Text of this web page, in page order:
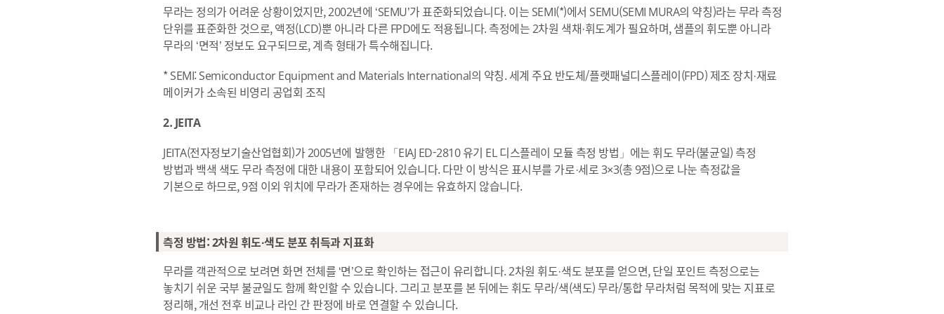
무라는 정의가 어려운 상황이었지만, 2002년에 ‘SEMU’가 표준화되었습니다. 이는 SEMI(*)에서 SEMU(SEMI MURA의 약칭)라는 무라 측정
단위를 표준화한 것으로, 액정(LCD)뿐 아니라 다른 FPD에도 적용됩니다. 측정에는 2차원 색채·휘도계가 필요하며, 샘플의 휘도뿐 아니라
무라의 ‘면적’ 정보도 요구되므로, 계측 형태가 특수해집니다.
* SEMI: Semiconductor Equipment and Materials International의 약칭. 세계 주요 반도체/플랫패널디스플레이(FPD) 제조 장치·재료
메이커가 소속된 비영리 공업회 조직
2. JEITA
JEITA(전자정보기술산업협회)가 2005년에 발행한 「EIAJ ED-2810 유기 EL 디스플레이 모듈 측정 방법」에는 휘도 무라(불균일) 측정
방법과 백색 색도 무라 측정에 대한 내용이 포함되어 있습니다. 다만 이 방식은 표시부를 가로·세로 3×3(총 9점)으로 나눈 측정값을
기본으로 하므로, 9점 이외 위치에 무라가 존재하는 경우에는 유효하지 않습니다.
측정 방법: 2차원 휘도·색도 분포 취득과 지표화
무라를 객관적으로 보려면 화면 전체를 ‘면’으로 확인하는 접근이 유리합니다. 2차원 휘도·색도 분포를 얻으면, 단일 포인트 측정으로는
놓치기 쉬운 국부 불균일도 함께 확인할 수 있습니다. 그리고 분포를 본 뒤에는 휘도 무라/색(색도) 무라/통합 무라처럼 목적에 맞는 지표로
정리해, 개선 전후 비교나 라인 간 판정에 바로 연결할 수 있습니다.